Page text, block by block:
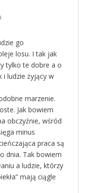
go
losu. I tak jak
tylko te dobre a o
i ludzie żyjący w
marzenie.
Jak bowiem
obczyźnie, wśród
minus
praca są
dnia. Tak bowiem
a ludzie, którzy
mają ciągle